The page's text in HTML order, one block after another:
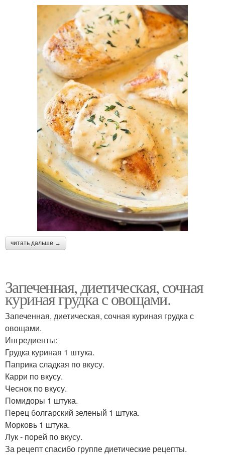
читать дальше →
Запеченная, диетическая, сочная
куриная грудка с овощами.
Запеченная, диетическая, сочная куриная грудка с
овощами.
Ингредиенты:
Грудка куриная 1 штука.
Паприка сладкая по вкусу.
Карри по вкусу.
Чеснок по вкусу.
Помидоры 1 штука.
Перец болгарский зеленый 1 штука.
Морковь 1 штука.
Лук - порей по вкусу.
За рецепт спасибо группе диетические рецепты.